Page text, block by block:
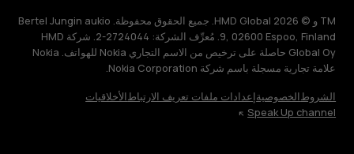
TM و © 2026 HMD Global. جميع الحقوق محفوظة. Bertel Jungin aukio
9, 02600 Espoo, Finland. مُعرِّف الشركة: 2724044-2. شركة HMD
Global Oy حاصلة على ترخيص من الاسم التجاري Nokia للهواتف. Nokia
علامة تجارية مسجلة باسم شركة Nokia Corporation.
الشروطالخصوصيةإعدادات ملفات تعريف الارتباطالأخلاقيات
Speak Up channel